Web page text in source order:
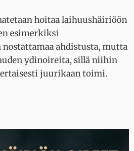
hoitaa laihuushäiriöön
esimerkiksi
ahdistusta, mutta
ydinoireita, sillä niihin
juurikaan toimi.